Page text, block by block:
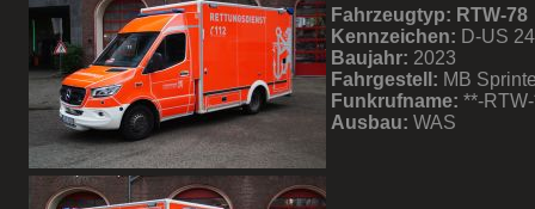
Fahrzeugtyp: RTW-78
Kennzeichen: D-US
Baujahr: 2023
Fahrgestell: MB
Funkrufname: **-
Ausbau: WAS